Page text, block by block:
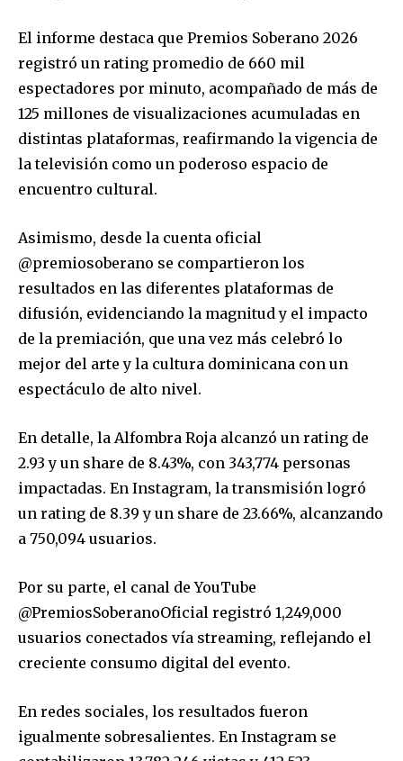
El informe destaca que Premios Soberano 2026
registró un rating promedio de 660 mil
espectadores por minuto, acompañado de más de
125 millones de visualizaciones acumuladas en
distintas plataformas, reafirmando la vigencia de
la televisión como un poderoso espacio de
encuentro cultural.
Asimismo, desde la cuenta oficial
@premiosoberano se compartieron los
resultados en las diferentes plataformas de
difusión, evidenciando la magnitud y el impacto
de la premiación, que una vez más celebró lo
mejor del arte y la cultura dominicana con un
espectáculo de alto nivel.
En detalle, la Alfombra Roja alcanzó un rating de
2.93 y un share de 8.43%, con 343,774 personas
impactadas. En Instagram, la transmisión logró
un rating de 8.39 y un share de 23.66%, alcanzando
a 750,094 usuarios.
Por su parte, el canal de YouTube
@PremiosSoberanoOficial registró 1,249,000
usuarios conectados vía streaming, reflejando el
creciente consumo digital del evento.
En redes sociales, los resultados fueron
igualmente sobresalientes. En Instagram se